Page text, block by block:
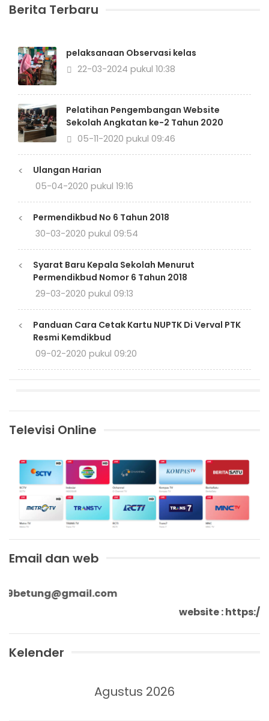
Berita Terbaru
pelaksanaan Observasi kelas
22-03-2024 pukul 10:38
Pelatihan Pengembangan Website
Sekolah Angkatan ke-2 Tahun 2020
05-11-2020 pukul 09:46
<
Ulangan Harian
05-04-2020 pukul 19:16
<
Permendikbud No 6 Tahun 2018
30-03-2020 pukul 09:54
<
Syarat Baru Kepala Sekolah Menurut
Permendikbud Nomor 6 Tahun 2018
29-03-2020 pukul 09:13
<
Panduan Cara Cetak Kartu NUPTK Di Verval PTK
Resmi Kemdikbud
09-02-2020 pukul 09:20
Televisi Online
Email dan web
website :
Kelender
Agustus 2026